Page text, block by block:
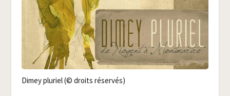
Dimey plu­riel (© droits réservés)